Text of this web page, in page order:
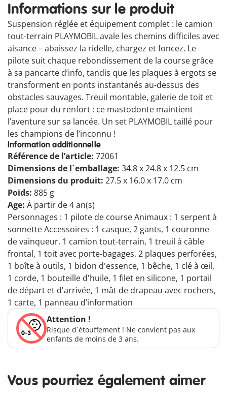
Informations sur le produit
Suspension réglée et équipement complet : le camion
tout-terrain PLAYMOBIL avale les chemins difficiles avec
aisance – abaissez la ridelle, chargez et foncez. Le
pilote suit chaque rebondissement de la course grâce
à sa pancarte d’info, tandis que les plaques à ergots se
transforment en ponts instantanés au-dessus des
obstacles sauvages. Treuil montable, galerie de toit et
place pour du renfort : ce mastodonte maintient
l’aventure sur sa lancée. Un set PLAYMOBIL taillé pour
les champions de l’inconnu !
Information additionnelle
Référence de l’article: 72061
Dimensions de l´emballage: 34.8 x 24.8 x 12.5 cm
Dimensions du produit: 27.5 x 16.0 x 17.0 cm
Poids: 885 g
Age: À partir de 4 an(s)
Personnages : 1 pilote de course Animaux : 1 serpent à
sonnette Accessoires : 1 casque, 2 gants, 1 couronne
de vainqueur, 1 camion tout-terrain, 1 treuil à câble
frontal, 1 toit avec porte-bagages, 2 plaques perforées,
1 boîte à outils, 1 bidon d'essence, 1 bêche, 1 clé à œil,
1 corde, 1 bouteille d'huile, 1 filet en silicone, 1 portail
de départ et d'arrivée, 1 mât de drapeau avec rochers,
1 carte, 1 panneau d’information
Attention !
Risque d´étouffement ! Ne convient pas aux
enfants de moins de 3 ans.
Vous pourriez également aimer